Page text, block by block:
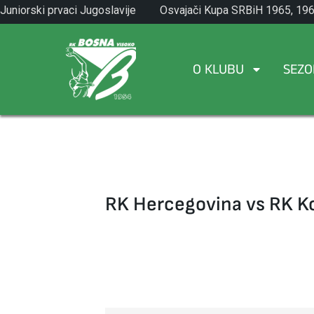
Skip
to
Juniorski prvaci Jugoslavije
1971.
Osvajači Kupa SRBiH 1965,
1982.
O KLUBU
RK Hercegovina vs RK